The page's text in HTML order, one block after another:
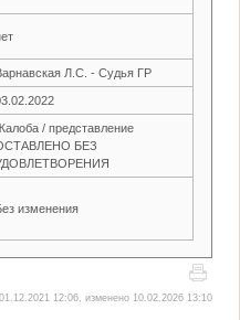
Л.С. - Судья ГР
/ представление
БЕЗ
изменения
12:06, изменено 10.02.2026 13:10